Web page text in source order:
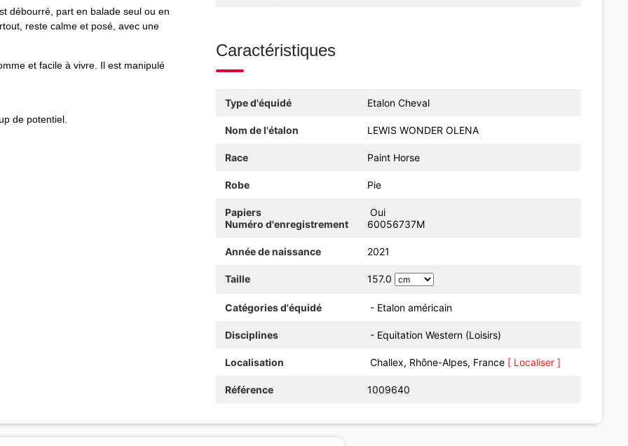
débourré, part en balade seul ou en
reste calme et posé, avec une
et facile à vivre. Il est manipulé
de potentiel.
Caractéristiques
Type d'équidé Etalon Cheval
Nom de l'étalon LEWIS WONDER OLENA
Race Paint Horse
Robe Pie
Papiers
Oui
Numéro d'enregistrement
60056737M
Année de naissance 2021
Taille 157.0
Catégories d'équidé - Etalon américain
Disciplines - Equitation Western (Loisirs)
Localisation Challex, Rhône-Alpes, France [ Localiser ]
Référence 1009640